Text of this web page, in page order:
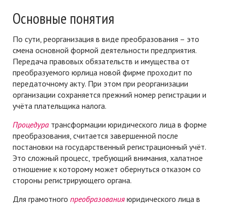
Основные понятия
По сути, реорганизация в виде преобразования – это
смена основной формой деятельности предприятия.
Передача правовых обязательств и имущества от
преобразуемого юрлица новой фирме проходит по
передаточному акту. При этом при реорганизации
организации сохраняется прежний номер регистрации и
учёта плательщика налога.
Процедура трансформации юридического лица в форме
преобразования, считается завершенной после
постановки на государственный регистрационный учёт.
Это сложный процесс, требующий внимания, халатное
отношение к которому может обернуться отказом со
стороны регистрирующего органа.
Для грамотного преобразованияюридического лица в